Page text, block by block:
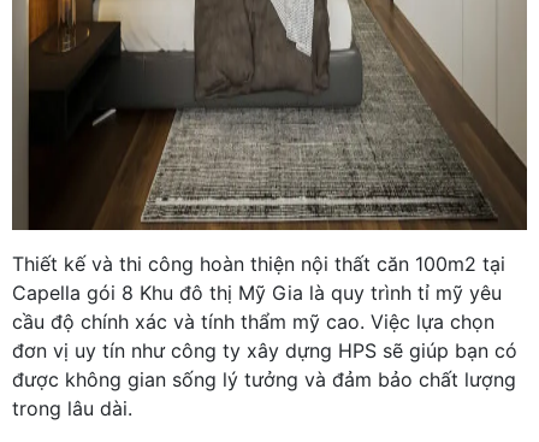
Thiết kế và thi công hoàn thiện nội thất căn 100m2 tại
Capella gói 8 Khu đô thị Mỹ Gia là quy trình tỉ mỹ yêu
cầu độ chính xác và tính thẩm mỹ cao. Việc lựa chọn
đơn vị uy tín như công ty xây dựng HPS sẽ giúp bạn có
được không gian sống lý tưởng và đảm bảo chất lượng
trong lâu dài.